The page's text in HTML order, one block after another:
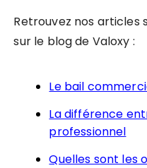
Retrouvez nos articles
sur le blog de Valoxy :
Le bail
La différence
professionnel
Quelles sont les